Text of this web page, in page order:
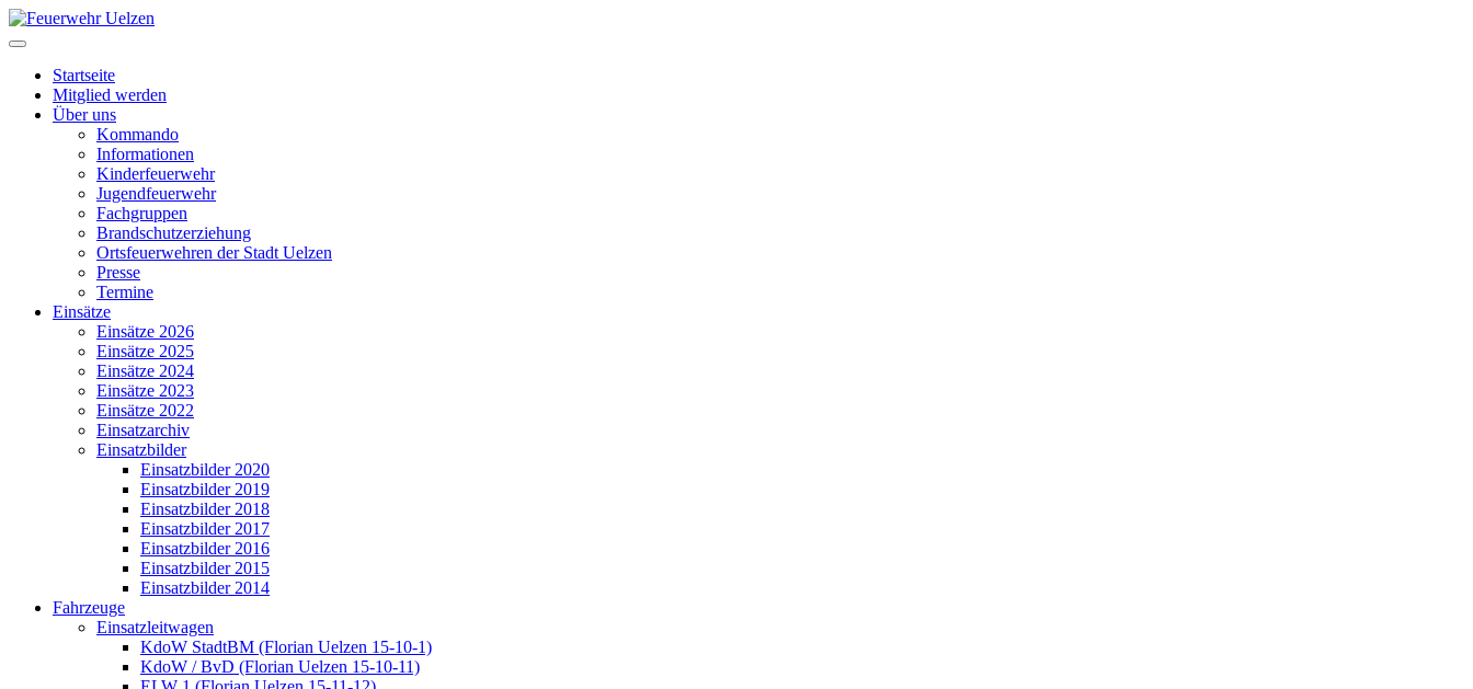
Startseite
Mitglied werden
Über uns
Kommando
Informationen
Kinderfeuerwehr
Jugendfeuerwehr
Fachgruppen
Brandschutzerziehung
Ortsfeuerwehren der Stadt Uelzen
Presse
Termine
Einsätze
Einsätze 2026
Einsätze 2025
Einsätze 2024
Einsätze 2023
Einsätze 2022
Einsatzarchiv
Einsatzbilder
Einsatzbilder 2020
Einsatzbilder 2019
Einsatzbilder 2018
Einsatzbilder 2017
Einsatzbilder 2016
Einsatzbilder 2015
Einsatzbilder 2014
Fahrzeuge
Einsatzleitwagen
KdoW StadtBM (Florian Uelzen 15-10-1)
KdoW / BvD (Florian Uelzen 15-10-11)